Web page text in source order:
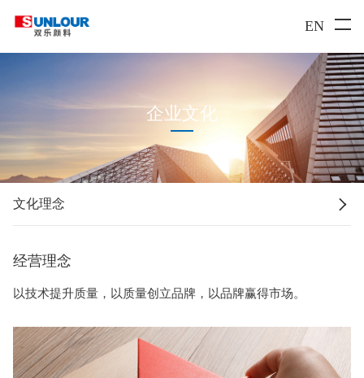
EN
企业文化
文化理念 
经营理念
以技术提升质量，以质量创立品牌，以品牌赢得市场。